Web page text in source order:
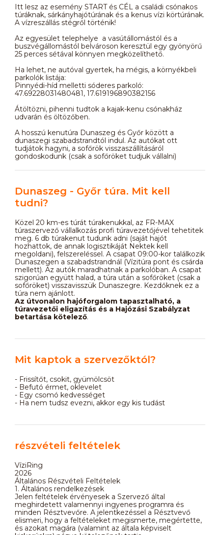
Itt lesz az esemény START és CÉL a családi csónakos
túráknak, sárkányhajótúrának és a kenus vízi körtúrának.
A vízreszállás stégről történik!
Az egyesület telephelye a vasútállomástól és a
buszvégállomástól belvároson keresztül egy gyönyörű
25 perces sétával könnyen megközelíthető.
Ha lehet, ne autóval gyertek, ha mégis, a környékbeli
parkolók listája:
Pinnyédi-híd melletti sóderes parkoló:
47.69228031480481, 17.619196890382156
Átöltözni, pihenni tudtok a kajak-kenu csónakház
udvarán és öltözőben.
A hosszú kenutúra Dunaszeg és Győr között a
dunaszegi szabadstrandtól indul. Az autókat ott
tudjátok hagyni, a sofőrök visszaszállításáról
gondoskodunk (csak a sofőröket tudjuk vállalni)
Dunaszeg - Győr túra. Mit kell
tudni?
Közel 20 km-es túrát túrakenukkal, az FR-MAX
túraszervező vállalkozás profi túravezetőjével tehetitek
meg. 6 db túrakenut tudunk adni (saját hajót
hozhattok, de annak logisztikáját Nektek kell
megoldani), felszereléssel. A csapat 09:00-kor találkozik
Dunaszegen a szabadstrandnál (Vízitúra pont és csárda
mellett). Az autók maradhatnak a parkolóban. A csapat
szigorúan együtt halad, a túra után a sofőröket (csak a
sofőröket) visszavisszük Dunaszegre. Kezdőknek ez a
túra nem ajánlott.
Az útvonalon hajóforgalom tapasztalható, a
túravezetői eligazítás és a Hajózási Szabályzat
betartása kötelező.
Mit kaptok a szervezőktól?
- Frissítőt, csokit, gyümölcsöt
- Befutó érmet, oklevelet
- Egy csomó kedvességet
- Ha nem tudsz evezni, akkor egy kis tudást
részvételi feltételek
VíziRing
2026
Általános Részvételi Feltételek
1. Általános rendelkezések
Jelen feltételek érvényesek a Szervező által
meghirdetett valamennyi ingyenes programra és
minden Résztvevőre. A jelentkezéssel a Résztvevő
elismeri, hogy a feltételeket megismerte, megértette,
és azokat magára (valamint az általa képviselt